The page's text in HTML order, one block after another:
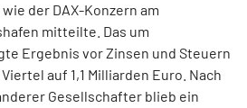
der DAX-Konzern am
mitteilte. Das um
Ergebnis vor Zinsen und Steuern
auf 1,1 Milliarden Euro. Nach
Gesellschafter blieb ein